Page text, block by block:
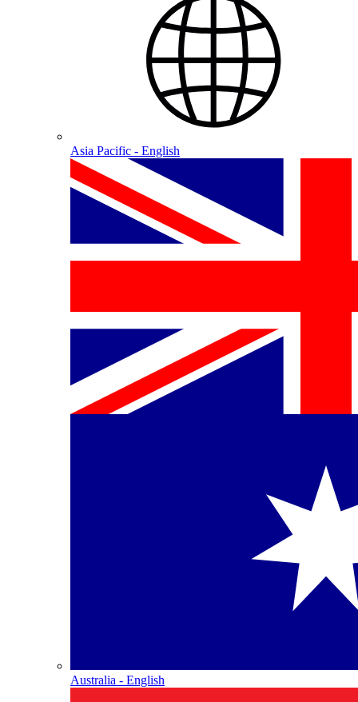
Asia Pacific - English
Australia - English